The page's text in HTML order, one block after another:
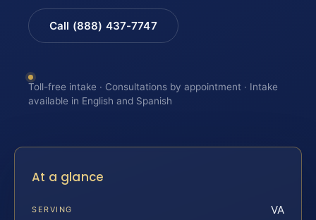
Call (888) 437-7747
Toll-free intake · Consultations by appointment · Intake
available in English and Spanish
At a glance
SERVING VA